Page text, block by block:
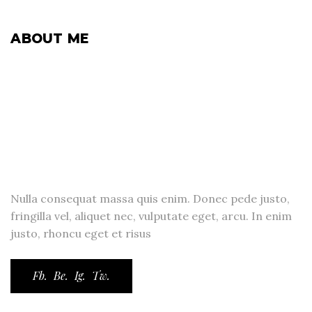
ABOUT ME
Nulla consequat massa quis enim. Donec pede justo,
fringilla vel, aliquet nec, vulputate eget, arcu. In enim
justo, rhoncu eget et risus
Fb. Be. Ig. Tw.